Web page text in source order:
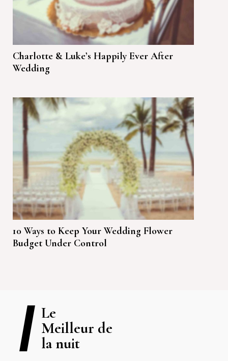
Charlotte & Luke’s Happily Ever After
Wedding
10 Ways to Keep Your Wedding Flower
Budget Under Control
Le
Meilleur de
la nuit